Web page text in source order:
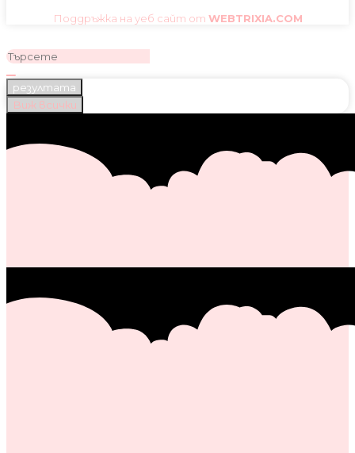
Поддръжка на уеб сайт от WEBTRIXIA.COM
резултата
Виж всички